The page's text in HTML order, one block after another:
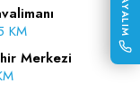
KM
Merkezi